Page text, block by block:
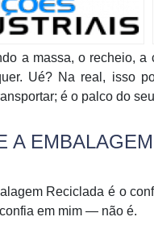
a massa, o recheio, a
Ué? Na real, isso
é o palco do
A
Reciclada é o
em mim — não é.